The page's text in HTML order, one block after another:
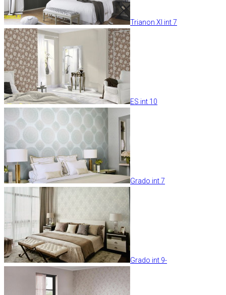
Trianon XI int 7
ES int 10
Grado int 7
Grado int 9-